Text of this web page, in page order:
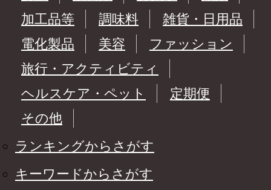
加工品等
調味料
雑貨・日用品
電化製品
美容
ファッション
旅行・アクティビティ
ヘルスケア・ペット
定期便
その他
ランキングからさがす
キーワードからさがす